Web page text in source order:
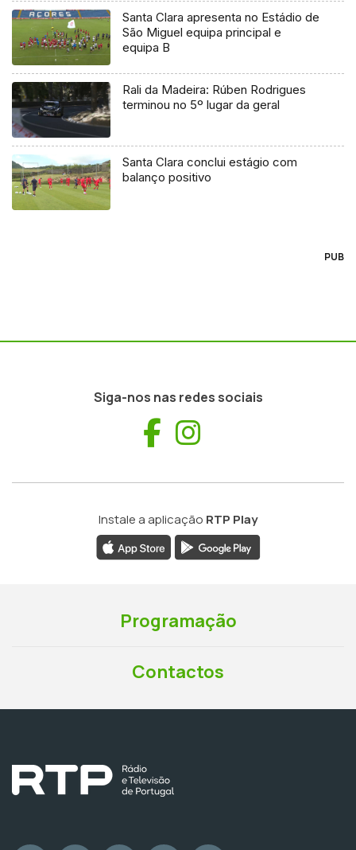
Santa Clara apresenta no Estádio de
São Miguel equipa principal e
equipa B
Rali da Madeira: Rúben Rodrigues
terminou no 5º lugar da geral
Santa Clara conclui estágio com
balanço positivo
PUB
Siga-nos nas redes sociais
Facebook
Instale a aplicação RTP Play
Programação
Contactos